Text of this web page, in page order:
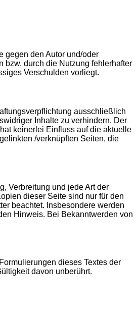
gegen den Autor und/oder
bzw. durch die Nutzung fehlerhafter
Verschulden vorliegt.
ausschließlich
Inhalte zu verhindern. Der
keinerlei Einfluss auf die aktuelle
/verknüpften Seiten, die
Verbreitung und jede Art der
dieser Seite sind nur für den
beachtet. Insbesondere werden
Hinweis. Bei Bekanntwerden von
dieses Textes der
davon unberührt.